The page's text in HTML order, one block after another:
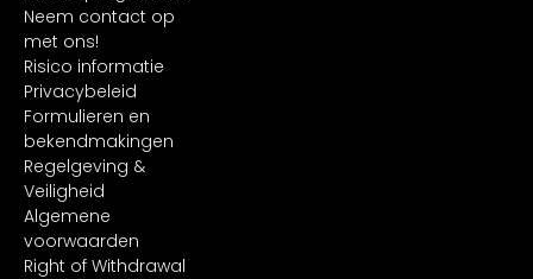
Neem contact op
met ons!
Risico informatie
Privacybeleid
Formulieren en
bekendmakingen
Regelgeving &
Veiligheid
Algemene
voorwaarden
Right of Withdrawal